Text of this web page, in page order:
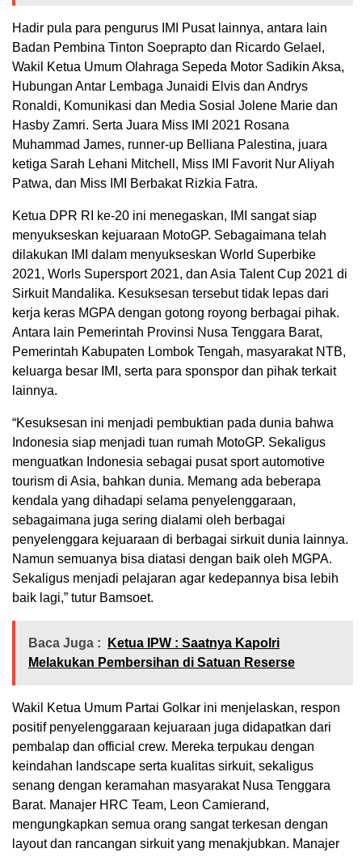
Hadir pula para pengurus IMI Pusat lainnya, antara lain
Badan Pembina Tinton Soeprapto dan Ricardo Gelael,
Wakil Ketua Umum Olahraga Sepeda Motor Sadikin Aksa,
Hubungan Antar Lembaga Junaidi Elvis dan Andrys
Ronaldi, Komunikasi dan Media Sosial Jolene Marie dan
Hasby Zamri. Serta Juara Miss IMI 2021 Rosana
Muhammad James, runner-up Belliana Palestina, juara
ketiga Sarah Lehani Mitchell, Miss IMI Favorit Nur Aliyah
Patwa, dan Miss IMI Berbakat Rizkia Fatra.
Ketua DPR RI ke-20 ini menegaskan, IMI sangat siap
menyukseskan kejuaraan MotoGP. Sebagaimana telah
dilakukan IMI dalam menyukseskan World Superbike
2021, Worls Supersport 2021, dan Asia Talent Cup 2021 di
Sirkuit Mandalika. Kesuksesan tersebut tidak lepas dari
kerja keras MGPA dengan gotong royong berbagai pihak.
Antara lain Pemerintah Provinsi Nusa Tenggara Barat,
Pemerintah Kabupaten Lombok Tengah, masyarakat NTB,
keluarga besar IMI, serta para sponspor dan pihak terkait
lainnya.
“Kesuksesan ini menjadi pembuktian pada dunia bahwa
Indonesia siap menjadi tuan rumah MotoGP. Sekaligus
menguatkan Indonesia sebagai pusat sport automotive
tourism di Asia, bahkan dunia. Memang ada beberapa
kendala yang dihadapi selama penyelenggaraan,
sebagaimana juga sering dialami oleh berbagai
penyelenggara kejuaraan di berbagai sirkuit dunia lainnya.
Namun semuanya bisa diatasi dengan baik oleh MGPA.
Sekaligus menjadi pelajaran agar kedepannya bisa lebih
baik lagi,” tutur Bamsoet.
Baca Juga :
Ketua IPW : Saatnya Kapolri
Melakukan Pembersihan di Satuan Reserse
Wakil Ketua Umum Partai Golkar ini menjelaskan, respon
positif penyelenggaraan kejuaraan juga didapatkan dari
pembalap dan official crew. Mereka terpukau dengan
keindahan landscape serta kualitas sirkuit, sekaligus
senang dengan keramahan masyarakat Nusa Tenggara
Barat. Manajer HRC Team, Leon Camierand,
mengungkapkan semua orang sangat terkesan dengan
layout dan rancangan sirkuit yang menakjubkan. Manajer